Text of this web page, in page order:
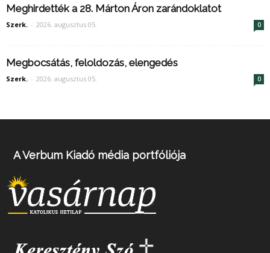
Meghirdették a 28. Márton Áron zarándoklatot
Szerk. - 2026. augusztus 05. 0
Megbocsátás, feloldozás, elengedés
Szerk. - 2026. augusztus 05. 0
A Verbum Kiadó média portfóliója